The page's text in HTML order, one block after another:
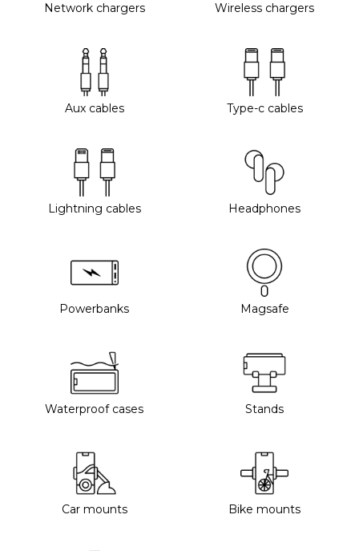
Network chargers Wireless chargers
Aux cables Type-c cables
Lightning cables Headphones
Powerbanks Magsafe
Waterproof cases Stands
Car mounts Bike mounts